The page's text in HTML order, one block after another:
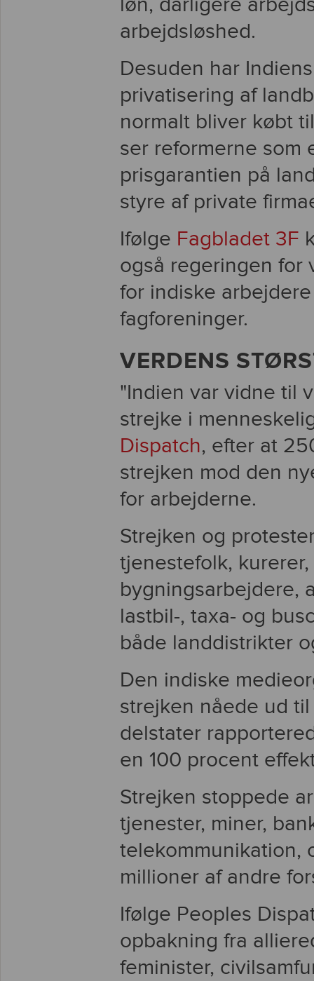
arbejdsløshed.
Desuden har
privatisering af
normalt bliver købt
ser reformerne som
prisgarantien på
styre af private
Ifølge Fagbladet 3F
også regeringen for
for indiske
fagforeninger.
VERDENS
"Indien var vidne til
strejke i
Dispatch, efter at
strejken mod den
for arbejderne.
Strejken og
tjenestefolk,
bygningsarbejdere,
lastbil-, taxa- og
både landdistrikter
Den indiske
strejken nåede ud
delstater
en 100 procent
Strejken stoppede
tjenester, miner,
telekommunikation,
millioner af andre
Ifølge Peoples
opbakning fra
feminister,